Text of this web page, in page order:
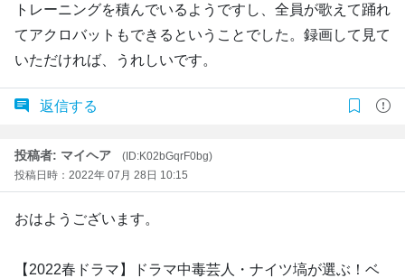
トレーニングを積んでいるようですし、全員が歌えて踊れ
てアクロバットもできるということでした。録画して見て
いただければ、うれしいです。
返信する
投稿者: マイヘア
(ID:K02bGqrF0bg)
投稿日時：2022年 07月 28日 10:15
おはようございます。
【2022春ドラマ】ドラマ中毒芸人・ナイツ塙が選ぶ！ベ